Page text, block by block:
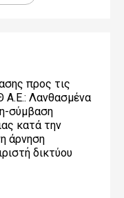
προς τις
Α.Ε.: Λανθασμένα
σύμβαση
κατά την
άρνηση
δικτύου